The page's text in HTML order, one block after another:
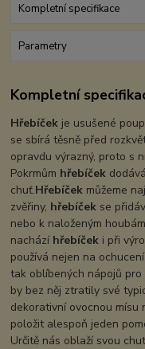
Kompletní specifikace
Parametry
Kompletní
Hřebíček je usušené
se sbírá těsně před
opravdu výrazný, proto s
Pokrmům hřebíček
chuť.Hřebíček můžeme
zvěřiny, hřebíček se
nebo k naloženým
nachází hřebíček i při
používá nejen na
tak oblíbených nápojů
by bez něj ztratily své
dekorativní ovocnou mísu
položit alespoň jeden
Určitě nás oblaží svou